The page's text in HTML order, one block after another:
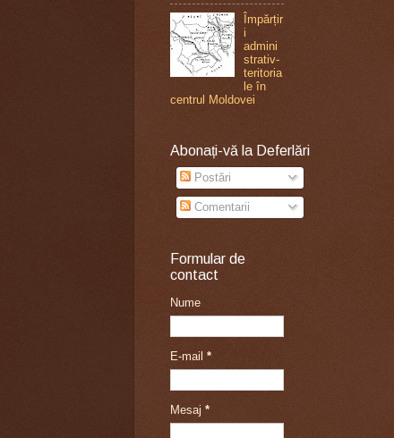
Împărțir
i
admini
strativ-
teritoria
le în
centrul Moldovei
Abonați-vă la Deferlări
Postări
Comentarii
Formular de
contact
Nume
E-mail *
Mesaj *